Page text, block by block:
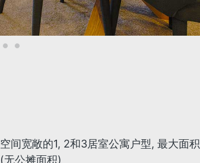
空间宽敞的1, 2和3居室公寓户型, 最大面
(无公摊面积)